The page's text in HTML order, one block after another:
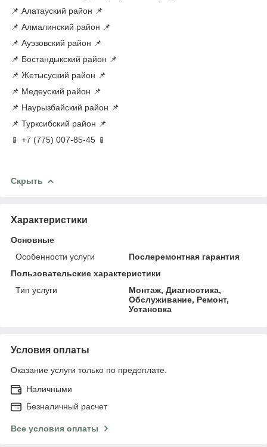
📌 Алатауский район 📌
📌 Алмалинский район 📌
📌 Ауэзовский район 📌
📌 Бостандыкский район 📌
📌 Жетысуский район 📌
📌 Медеуский район 📌
📌 Наурызбайский район 📌
📌 Турксибский район 📌
📱 +7 (775) 007-85-45 📱
Скрыть
Характеристики
Основные
Особенности услуги
Послеремонтная гарантия
Пользовательские характеристики
Тип услуги
Монтаж, Диагностика,
Обслуживание, Ремонт,
Установка
Условия оплаты
Оказание услуги только по предоплате.
Наличными
Безналичный расчет
Все условия оплаты